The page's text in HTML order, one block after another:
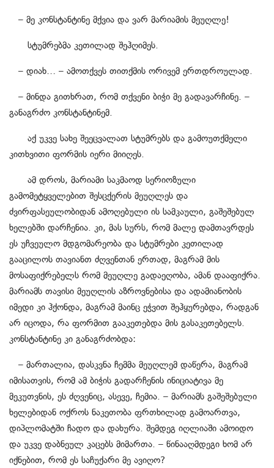
– მე კონსტანტინე მქვია და ვარ მარიამის მეუღლე!
სტუმრებმა კეთილად შეჰღიმეს.
– დიახ… – ამოთქვეს თითქმის ორივემ ერთდროულად.
– მინდა გითხრათ, რომ თქვენი ბიჭი მე გადავარჩინე. –
განაგრძო კონსტანტინემ.
აქ უკვე სახე შეეცვალათ სტუმრებს და გამოუთქმელი
კითხვითი ფორმის იერი მიიღეს.
ამ დროს, მარიამი საკმაოდ სერიოზული
გამომეტყველებით შესცქერის მეუღლეს და
ძვირფასეულობიდან ამოღებული ის სამკაული, გაშეშებულ
ხელებში დარჩენია. კი, მას სურს, რომ მალე დამთავრდეს
ეს უჩვეულო მდგომარეობა და სტუმრები კეთილად
გააცილოს თავიანთ ძღვენთან ერთად, მაგრამ მის
მოსაფიქრებელს რომ მეუღლე გადაეღობა, ამან დააფიქრა.
მარიამს თავისი მეუღლის აზროვნებისა და ადამიანობის
იმედი კი ჰქონდა, მაგრამ მაინც ეჭვით შეჰყურებდა, რადგან
არ იცოდა, რა ფორმით გააკეთებდა მის გასაკეთებელს.
კონსტანტინე კი განაგრძობდა:
– მართალია, დასკვნა ჩემმა მეუღლემ დაწერა, მაგრამ
იმისათვის, რომ ამ ბიჭის გადარჩენის ინიციატივა მე
მეკუთვნის, ეს ძღვენიც, ასევე, ჩემია. – მარიამს გაშეშებული
ხელებიდან ოქროს ნაკეთობა ფრთხილად გამოართვა,
დიპლომატში ჩადო და დახურა. შემდეგ იღლიაში ამოიდო
და უკვე დაბნეულ კაცებს მიმართა. – წინააღმდეგი ხომ არ
იქნებით, რომ ეს საჩუქარი მე ავიღო?